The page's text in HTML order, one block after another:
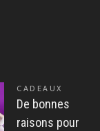
CADEAUX
De bonnes
raisons pour